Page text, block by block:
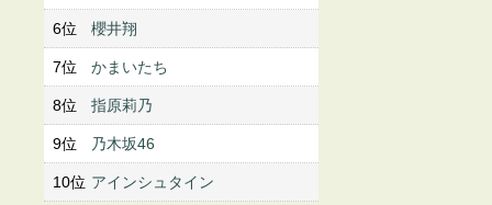
6位 櫻井翔
7位 かまいたち
8位 指原莉乃
9位 乃木坂46
10位 アインシュタイン